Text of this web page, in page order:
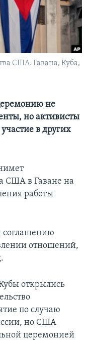
США. Гавана, Куба,
не
но активисты
в других
США в Гаване на
работы
соглашению
отношений,
открылись
по случаю
но США
церемонией